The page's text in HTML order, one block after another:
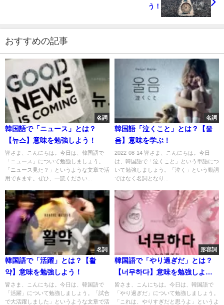
う！
おすすめの記事
名詞
韓国語で「ニュース」とは？
【뉴스】意味を勉強しよう！
皆さま、こんにちは。今日は、韓国語で
「ニュース」について勉強しましょう。
「ニュース見た？」というような文章で活
用できます。ぜひ、一読ください...
名詞
韓国語「泣くこと」とは？【울
음】意味を学ぶ！
2022-08-14 皆さま、こんにちは。今日
は、韓国語で「泣くこと」という単語につ
いて勉強しましょう。「泣く」という動詞
ではなく名詞となり...
名詞
韓国語で「活躍」とは？【활
약】意味を勉強しよう！
皆さま、こんにちは。今日は、韓国語で
「活躍」について勉強しましょう。「試合
で大活躍しました」というような文章で活
形容詞
韓国語で「やり過ぎだ」とは？
【너무하다】意味を勉強しよ
う！
皆さま、こんにちは。今日は、韓国語で
「やり過ぎだ」について勉強しましょう。
「これは、やりすぎだと思うよ」というよ